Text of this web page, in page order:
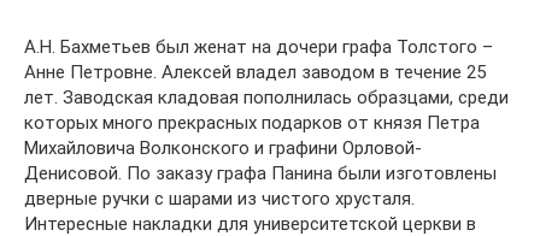
А.Н. Бахметьев был женат на дочери графа Толстого –
Анне Петровне. Алексей владел заводом в течение 25
лет. Заводская кладовая пополнилась образцами, среди
которых много прекрасных подарков от князя Петра
Михайловича Волконского и графини Орловой-
Денисовой. По заказу графа Панина были изготовлены
дверные ручки с шарами из чистого хрусталя.
Интересные накладки для университетской церкви в